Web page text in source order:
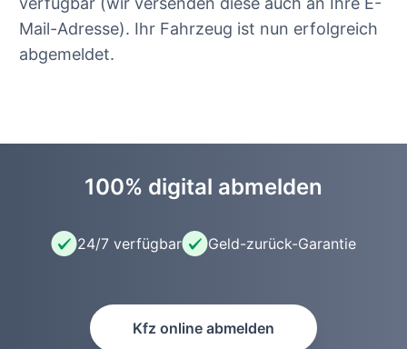
Mail-Adresse). Ihr Fahrzeug ist nun erfolgreich
abgemeldet.
100% digital abmelden
24/7 verfügbar Geld-zurück-Garantie
Kfz online abmelden